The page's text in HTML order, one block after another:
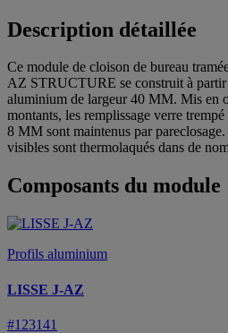
Description détaillée
Ce module de cloison de bureau
AZ STRUCTURE se construit à partir
aluminium de largeur 40 MM. Mis en
montants, les remplissage verre
8 MM sont maintenus par
visibles sont thermolaqués dans de
Composants du module
Profils aluminium
LISSE J-AZ
#123141